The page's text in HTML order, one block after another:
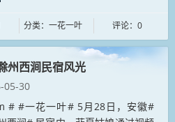
分类：一花一叶 评论：0
州西涧民宿风光
05-30
# #一花一叶# 5月28日，安徽#